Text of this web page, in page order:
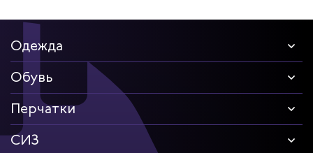
Одежда
Обувь
Перчатки
СИЗ